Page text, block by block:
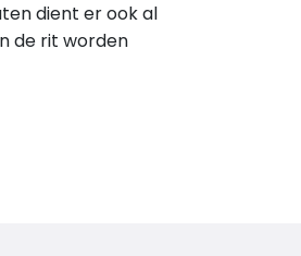
dient er ook al
de rit worden